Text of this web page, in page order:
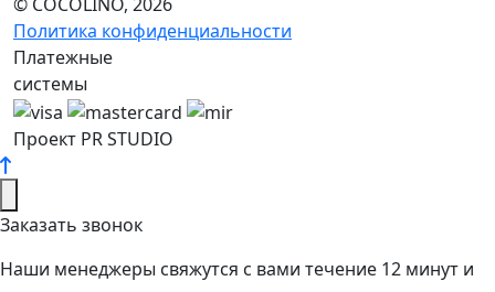
Политика конфиденциальности
Платежные
системы
Проект PR STUDIO
Заказать звонок
Наши менеджеры свяжутся с вами течение 12 минут и